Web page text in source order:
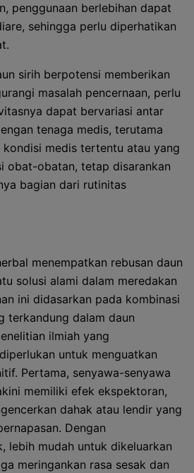
penggunaan berlebihan dapat
sehingga perlu diperhatikan
sirih berpotensi memberikan
masalah pencernaan, perlu
dapat bervariasi antar
tenaga medis, terutama
medis tertentu atau yang
obat-obatan, tetap disarankan
bagian dari rutinitas
menempatkan rebusan daun
solusi alami dalam meredakan
ini didasarkan pada kombinasi
terkandung dalam daun
ilmiah yang
untuk menguatkan
Pertama, senyawa-senyawa
memiliki efek ekspektoran,
dahak atau lendir yang
Dengan
lebih mudah untuk dikeluarkan
meringankan rasa sesak dan